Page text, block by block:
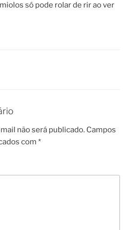
só pode rolar de rir ao ver
não será publicado. Campos
com *